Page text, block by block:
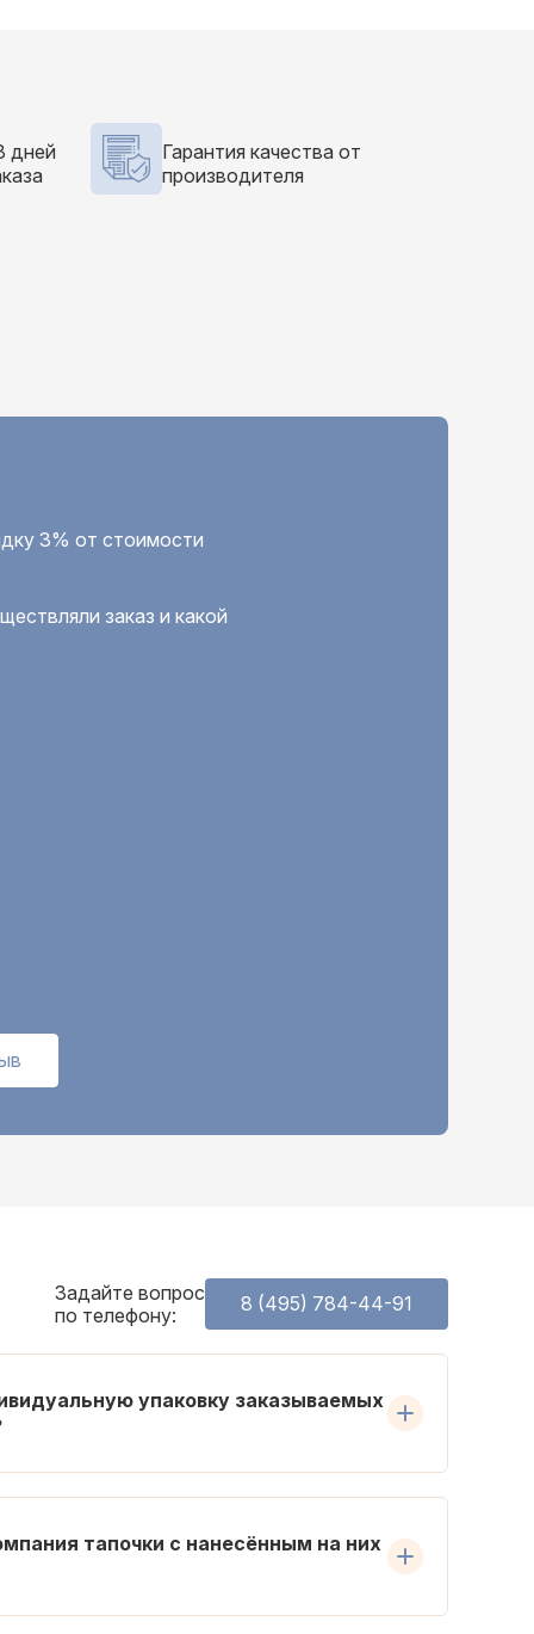
дней
Гарантия качества от
производителя
3% от стоимости
заказ и какой
Задайте вопрос
по телефону:
8 (495) 784-44-91
упаковку заказываемых
тапочки с нанесённым на них